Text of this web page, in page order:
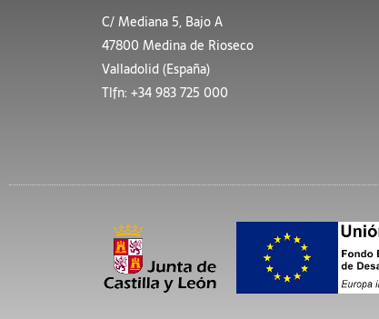
C/ Mediana 5, Bajo A
47800 Medina de Rioseco
Valladolid (España)
Tlfn: +34 983 725 000